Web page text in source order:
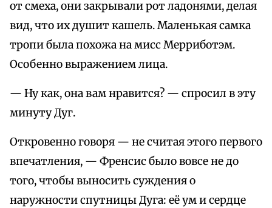
от смеха, они закрывали рот ладонями, делая
вид, что их душит кашель. Маленькая самка
тропи была похожа на мисс Мерриботэм.
Особенно выражением лица.
— Ну как, она вам нравится? — спросил в эту
минуту Дуг.
Откровенно говоря — не считая этого первого
впечатления, — Френсис было вовсе не до
того, чтобы выносить суждения о
наружности спутницы Дуга: её ум и сердце